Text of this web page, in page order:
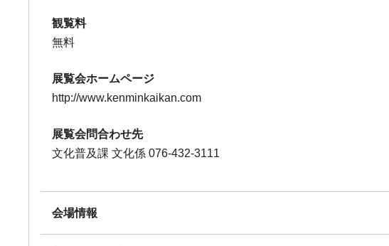
観覧料
無料
展覧会ホームページ
http://www.kenminkaikan.com
展覧会問合わせ先
文化普及課 文化係 076-432-3111
会場情報